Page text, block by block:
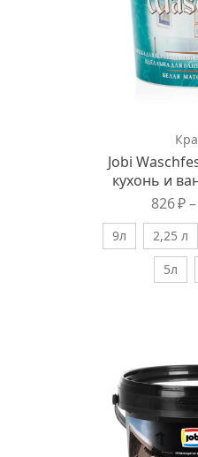
Jobi
кухонь и
826₽ –
9л 2,25 л
5л